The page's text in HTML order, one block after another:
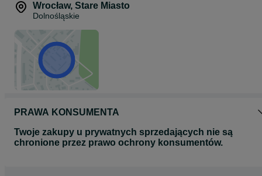
Wrocław, Stare Miasto
Dolnośląskie
PRAWA KONSUMENTA
Twoje zakupy u prywatnych sprzedających nie są
chronione przez prawo ochrony konsumentów.